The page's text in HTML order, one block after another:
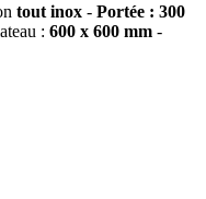
tout inox - Portée : 300
: 600 x 600 mm -